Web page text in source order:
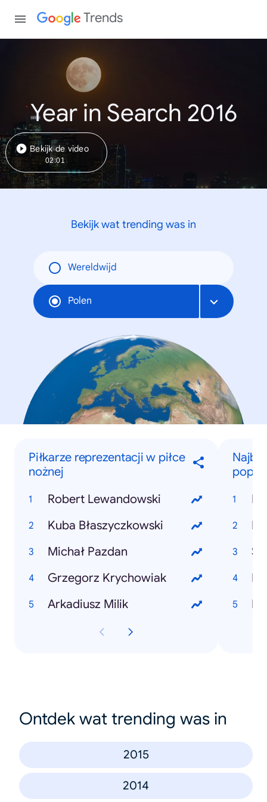
Trends
Year in Search 2016
Bekijk de video
02:01
Bekijk wat trending was in
Wereldwijd
Polen
Piłkarze reprezentacji w piłce
nożnej
Robert Lewandowski
Kuba Błaszyczkowski
Michał Pazdan
Grzegorz Krychowiak
Arkadiusz Milik
Ontdek wat trending was in
2015
2014